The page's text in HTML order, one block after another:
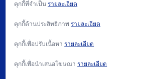
สนับสนุน
ติดต่อเรา
วิธีการซื้อ และ นโยบาย
คุกกี้ที่จำเป็นรายละเอียด
คุกกี้ด้านประสิทธิภาพรายละเอียด
คุกกี้เพื่อปรับเนื้อหารายละเอียด
คุกกี้เพื่อนำเสนอโฆษณารายละเอียด